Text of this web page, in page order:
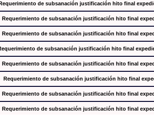
de subsanación justificación hito final
Requerimiento de subsanación justificación hito final
Requerimiento de subsanación justificación hito final
de subsanación justificación hito final
Requerimiento de subsanación justificación hito final
Requerimiento de subsanación justificación hito final
Requerimiento de subsanación justificación hito final
Requerimiento de subsanación justificación hito final